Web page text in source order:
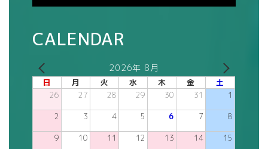
CALENDAR
2026年 8月
日 月 火 水 木 金 土
26 27 28 29 30 31 1
2 3 4 5 6 7 8
9 10 11 12 13 14 15